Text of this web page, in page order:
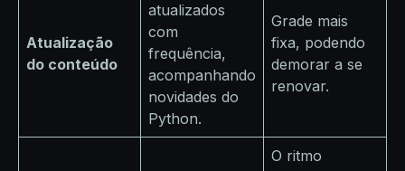
Atualização
do conteúdo
atualizados
com
frequência,
acompanhando
novidades do
Python.
Grade mais
fixa, podendo
demorar a se
renovar.
O ritmo